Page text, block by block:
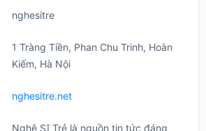
nghesitre
1 Tràng Tiền, Phan Chu Trinh, Hoàn
Kiếm, Hà Nội
nghesitre.net
Nghệ Sĩ Trẻ là nguồn tin tức đáng